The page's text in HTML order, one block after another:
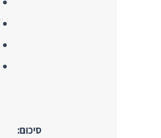
סיכום: